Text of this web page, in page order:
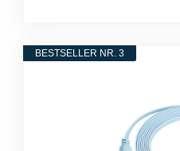
BESTSELLER NR. 3